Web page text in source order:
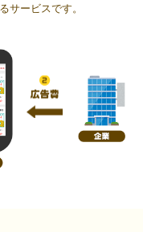
サービスです。